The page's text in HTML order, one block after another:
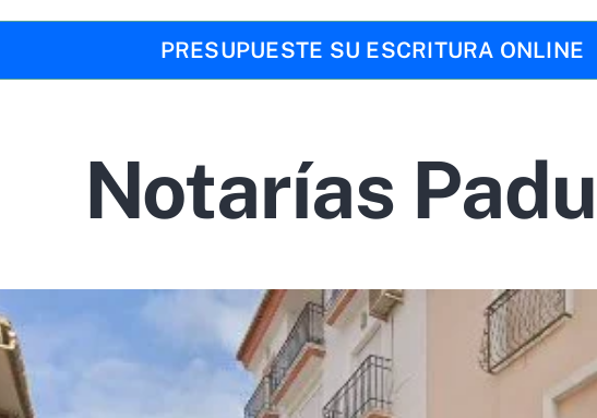
PRESUPUESTE SU ESCRITURA ONLINE
Notarías